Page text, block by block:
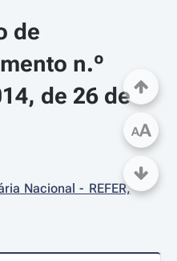
de
n.º
de 26 de
Nacional - REFER,
AA